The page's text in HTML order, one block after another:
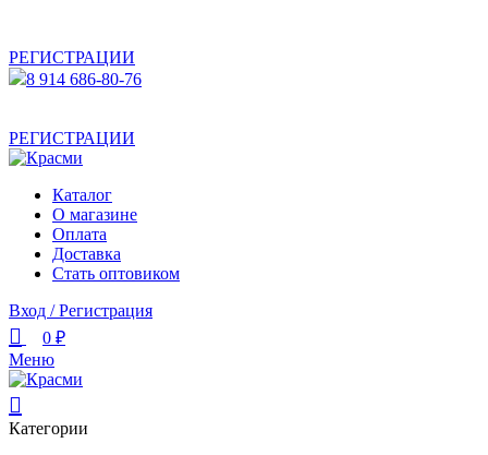
РЕГИСТРАЦИИ
8 914 686-80-76
РЕГИСТРАЦИИ
Каталог
О магазине
Оплата
Доставка
Стать оптовиком
Вход / Регистрация
0 ₽
Меню
Категории